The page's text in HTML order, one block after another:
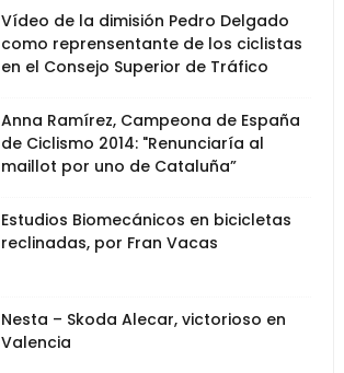
Vídeo de la dimisión Pedro Delgado
como reprensentante de los ciclistas
en el Consejo Superior de Tráfico
Anna Ramírez, Campeona de España
de Ciclismo 2014: "Renunciaría al
maillot por uno de Cataluña”
Estudios Biomecánicos en bicicletas
reclinadas, por Fran Vacas
Nesta – Skoda Alecar, victorioso en
Valencia